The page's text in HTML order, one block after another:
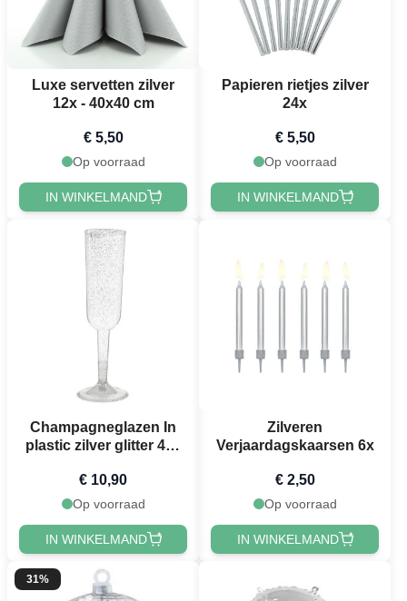
Luxe servetten zilver
12x - 40x40 cm
€ 5,50
Op voorraad
IN WINKELMAND
Papieren rietjes zilver
24x
€ 5,50
Op voorraad
IN WINKELMAND
Champagneglazen In
plastic zilver glitter 4x -
€ 10,90
Op voorraad
IN WINKELMAND
Zilveren
Verjaardagskaarsen 6x
€ 2,50
Op voorraad
IN WINKELMAND
31%